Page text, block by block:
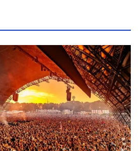
werken
bij
208
resultaten,
getoond
1
t/m
5